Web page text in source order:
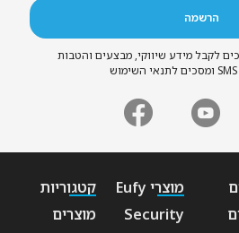
לקבל מידע שיווקי, מבצעים והטבות
מוצרי Eufy
Security
קטגוריות
מוצרים